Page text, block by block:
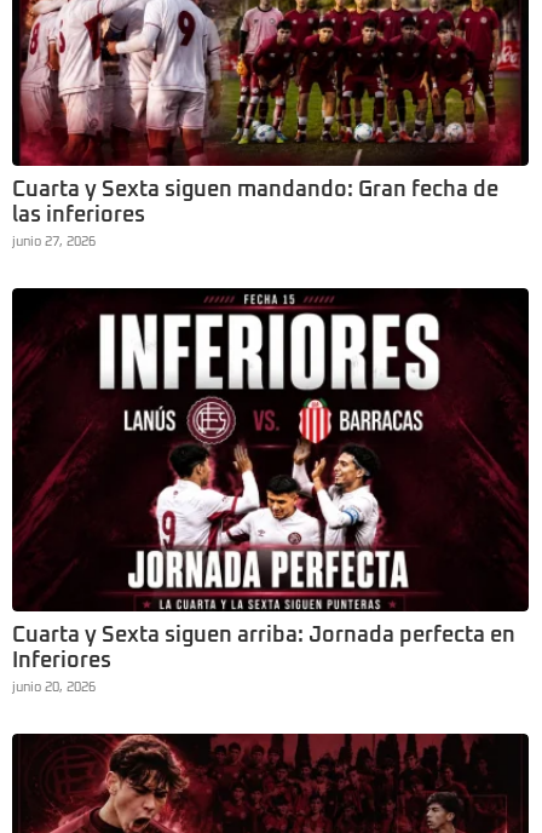
Cuarta y Sexta siguen mandando: Gran fecha de
las inferiores
junio 27, 2026
Cuarta y Sexta siguen arriba: Jornada perfecta en
Inferiores
junio 20, 2026